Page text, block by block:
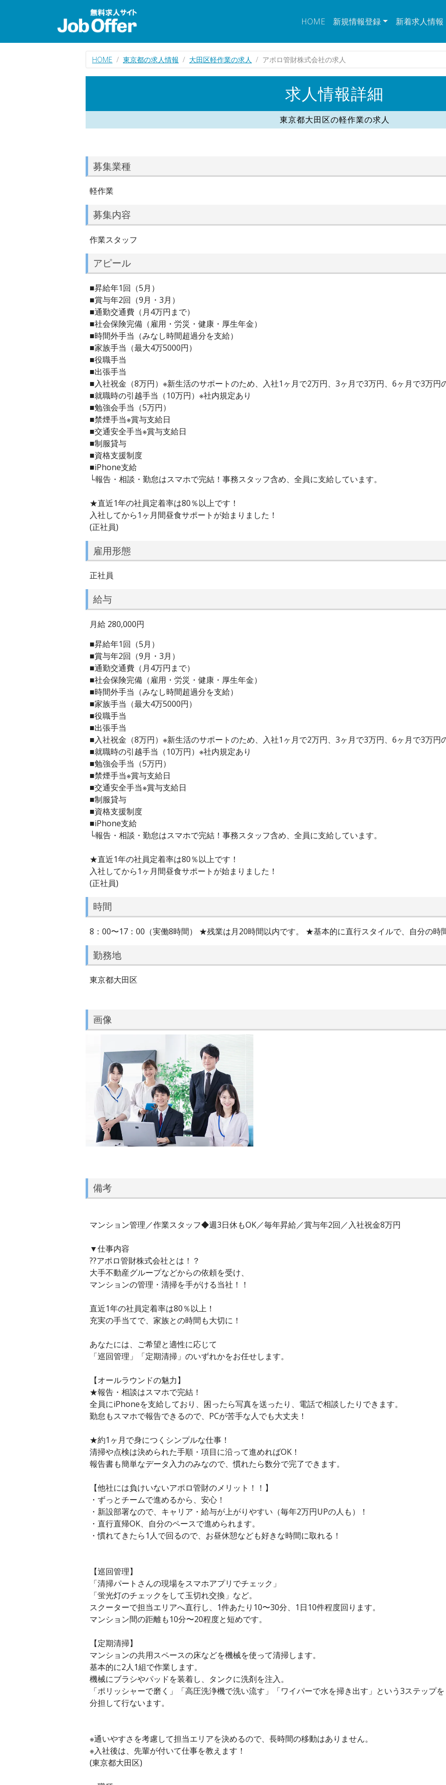
HOME 新規情報登録 新着求人情報
HOME 東京都の求人情報 大田区軽作業の求人 アポロ管財株式会社の求人
求人情報詳細
東京都大田区の軽作業の求人
募集業種
軽作業
募集内容
作業スタッフ
アピール
■昇給年1回（5月）
■賞与年2回（9月・3月）
■通勤交通費（月4万円まで）
■社会保険完備（雇用・労災・健康・厚生年金）
■時間外手当（みなし時間超過分を支給）
■家族手当（最大4万5000円）
■役職手当
■出張手当
■入社祝金（8万円）※新生活のサポートのため、入社1ヶ月で2万円、3ヶ月で3万円、6ヶ月で3万円
■就職時の引越手当（10万円）※社内規定あり
■勉強会手当（5万円）
■禁煙手当※賞与支給日
■交通安全手当※賞与支給日
■制服貸与
■資格支援制度
■iPhone支給
└報告・相談・勤怠はスマホで完結！事務スタッフ含め、全員に支給しています。
★直近1年の社員定着率は80％以上です！
入社してから1ヶ月間昼食サポートが始まりました！
(正社員)
雇用形態
正社員
給与
月給 280,000円
■昇給年1回（5月）
■賞与年2回（9月・3月）
■通勤交通費（月4万円まで）
■社会保険完備（雇用・労災・健康・厚生年金）
■時間外手当（みなし時間超過分を支給）
■家族手当（最大4万5000円）
■役職手当
■出張手当
■入社祝金（8万円）※新生活のサポートのため、入社1ヶ月で2万円、3ヶ月で3万円、6ヶ月で3万円
■就職時の引越手当（10万円）※社内規定あり
■勉強会手当（5万円）
■禁煙手当※賞与支給日
■交通安全手当※賞与支給日
■制服貸与
■資格支援制度
■iPhone支給
└報告・相談・勤怠はスマホで完結！事務スタッフ含め、全員に支給しています。
★直近1年の社員定着率は80％以上です！
入社してから1ヶ月間昼食サポートが始まりました！
(正社員)
時間
8：00〜17：00（実働8時間） ★残業は月20時間以内です。 ★基本的に直行スタイルで、自分の時
勤務地
東京都大田区
画像
備考
マンション管理／作業スタッフ◆週3日休もOK／毎年昇給／賞与年2回／入社祝金8万円
▼仕事内容
??アポロ管財株式会社とは！？
大手不動産グループなどからの依頼を受け、
マンションの管理・清掃を手がける当社！！
直近1年の社員定着率は80％以上！
充実の手当てで、家族との時間も大切に！
あなたには、ご希望と適性に応じて
「巡回管理」「定期清掃」のいずれかをお任せします。
【オールラウンドの魅力】
★報告・相談はスマホで完結！
全員にiPhoneを支給しており、困ったら写真を送ったり、電話で相談したりできます。
勤怠もスマホで報告できるので、PCが苦手な人でも大丈夫！
★約1ヶ月で身につくシンプルな仕事！
清掃や点検は決められた手順・項目に沿って進めればOK！
報告書も簡単なデータ入力のみなので、慣れたら数分で完了できます。
【他社には負けいないアポロ管財のメリット！！】
・ずっとチームで進めるから、安心！
・新設部署なので、キャリア・給与が上がりやすい（毎年2万円UPの人も）！
・直行直帰OK、自分のペースで進められます。
・慣れてきたら1人で回るので、お昼休憩なども好きな時間に取れる！
【巡回管理】
「清掃パートさんの現場をスマホアプリでチェック」
「蛍光灯のチェックをして玉切れ交換」など。
スクーターで担当エリアへ直行し、1件あたり10〜30分、1日10件程度回ります。
マンション間の距離も10分〜20程度と短めです。
【定期清掃】
マンションの共用スペースの床などを機械を使って清掃します。
基本的に2人1組で作業します。
機械にブラシやパッドを装着し、タンクに洗剤を注入。
「ポリッシャーで磨く」「高圧洗浄機で洗い流す」「ワイパーで水を掃き出す」という3ステップを
分担して行ないます。
※通いやすさを考慮して担当エリアを決めるので、長時間の移動はありません。
※入社後は、先輩が付いて仕事を教えます！
(東京都大田区)